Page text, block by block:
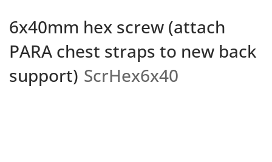
6x40mm hex screw (attach
PARA chest straps to new back
support) ScrHex6x40